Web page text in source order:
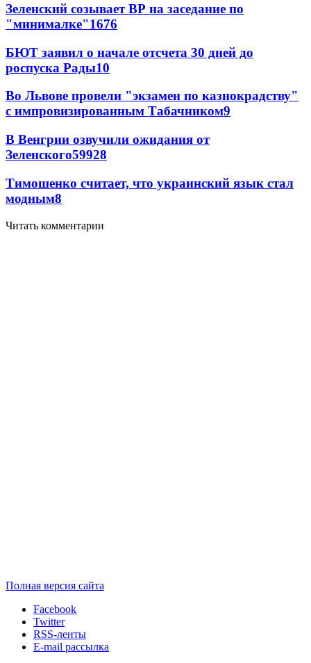
Зеленский созывает ВР на заседание по
"минималке"1676
БЮТ заявил о начале отсчета 30 дней до
роспуска Рады10
Во Львове провели "экзамен по казнокрадству"
с импровизированным Табачником9
В Венгрии озвучили ожидания от
Зеленского59928
Тимошенко считает, что украинский язык стал
модным8
Читать комментарии
Полная версия сайта
Facebook
Twitter
RSS-ленты
E-mail рассылка